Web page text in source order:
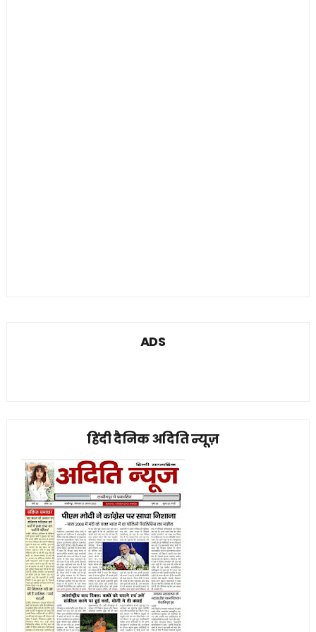
ADS
हिंदी दैनिक अदिति न्यूज़